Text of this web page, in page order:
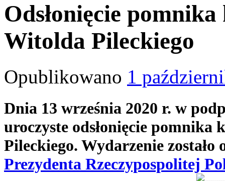
Odsłonięcie
Witolda Pileckiego
Opublikowano 1
Dnia 13 września 2020 r. w p
uroczyste odsłonięcie
Pileckiego. Wydarzenie zostało
Prezydenta Rzeczypospolitej